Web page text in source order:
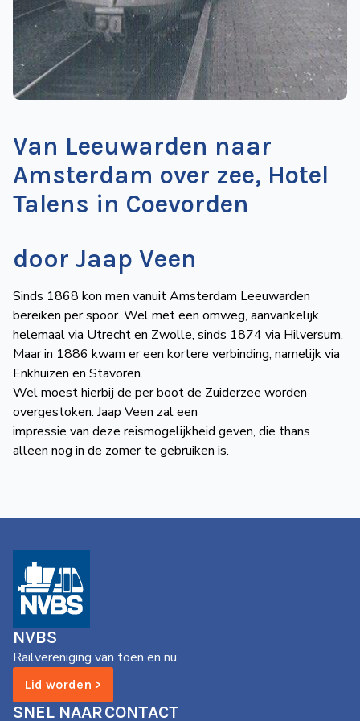
de
NVBS
Wegwijzer
Mijn
NVBS
Van Leeuwarden naar
Amsterdam over zee, Hotel
Talens in Coevorden
door Jaap Veen
Sinds 1868 kon men vanuit Amsterdam Leeuwarden
bereiken per spoor. Wel met een omweg, aanvankelijk
helemaal via Utrecht en Zwolle, sinds 1874 via Hilversum.
Maar in 1886 kwam er een kortere verbinding, namelijk via
Enkhuizen en Stavoren.
Wel moest hierbij de per boot de Zuiderzee worden
overgestoken. Jaap Veen zal een
impressie van deze reismogelijkheid geven, die thans
alleen nog in de zomer te gebruiken is.
NVBS
Railvereniging van toen en nu
Lid worden >
SNEL NAARCONTACT